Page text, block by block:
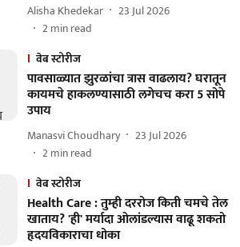
Alisha Khedekar
23 Jul 2026
2min read
वेब स्टोरीज
पावसाळ्यात झुरळांचा त्रास वाढलाय? घरातून
कायमचे हाकलण्यासाठी लगेचच करा 5 सोपे
उपाय
Manasvi Choudhary
23 Jul 2026
2min read
वेब स्टोरीज
Health Care : तुम्ही दररोज किती चमचे तेल
खाताय? 'ही' मर्यादा ओलांडल्यास वाढू शकतो
हृदयविकाराचा धोका